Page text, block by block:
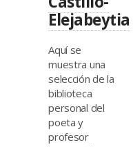
Elejabeytia
Aquí se
muestra una
selección de la
biblioteca
personal del
poeta y
profesor